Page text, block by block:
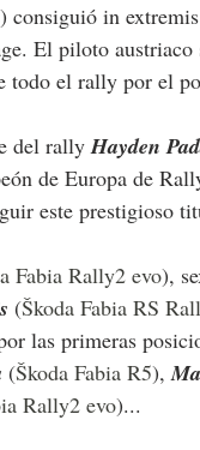
) consiguió in
El piloto
todo el rally por el
del rally Hayden
de Europa de
este prestigioso
Fabia Rally2 evo),
(Škoda Fabia RS
las primeras
(Škoda Fabia R5),
Rally2 evo)...